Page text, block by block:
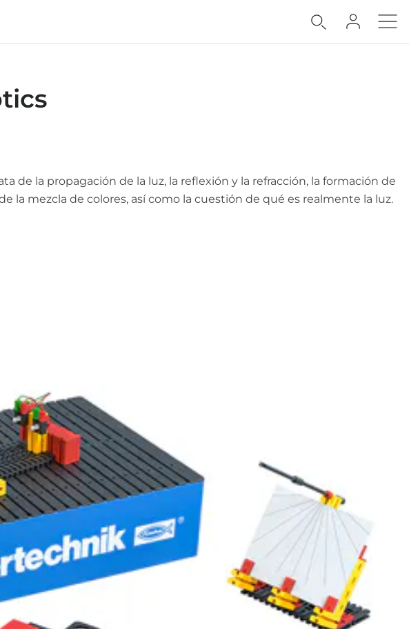
de la propagación de la luz, la reflexión y la refracción, la formación de
la mezcla de colores, así como la cuestión de qué es realmente la luz.